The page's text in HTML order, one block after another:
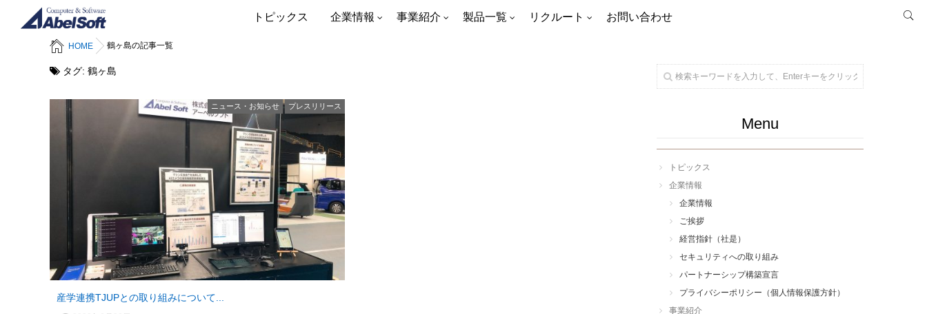
トピックス 企業情報 事業紹介 製品一覧 リクルート お問い合わせ
HOME 鶴ヶ島の記事一覧
タグ: 鶴ヶ島
ニュース・お知らせ プレスリリース
産学連携TJUPとの取り組みについて...
Menu
トピックス
企業情報
企業情報
ご挨拶
経営指針（社是）
セキュリティへの取り組み
パートナーシップ構築宣言
プライバシーポリシー（個人情報保護方針）
事業紹介